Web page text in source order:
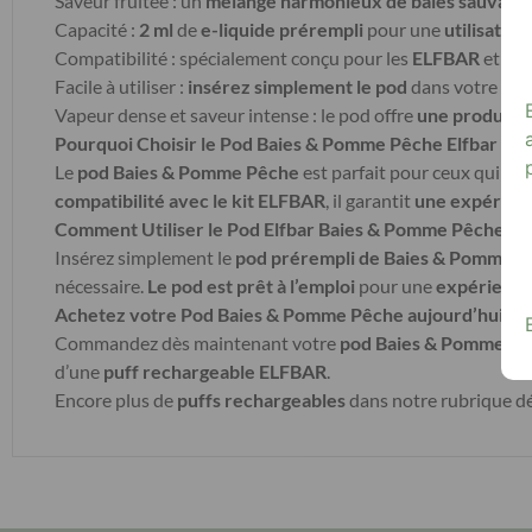
Capacité : 2 ml dee-liquide prérempli pour une utilisation
Compatibilité : spécialement conçu pour les ELFBAR et les
Facile à utiliser : insérez simplement le pod dans votre
Vapeur dense et saveur intense : le pod offre une
Pourquoi Choisir le Pod Baies & Pomme Pêche Elfbar ?
Le pod Baies & Pomme Pêche est parfait pour ceux qui
compatibilité avec le kit ELFBAR, il garantit une
Comment Utiliser le Pod Elfbar Baies & Pomme Pêche ?
Insérez simplement le pod prérempli de Baies & Pomme
nécessaire. Le pod est prêt à l’emploi pour une
Achetez votre Pod Baies & Pomme Pêche aujourd’hui
Commandez dès maintenant votre pod Baies & Pomme
d’une puff rechargeable ELFBAR.
Encore plus de puffs rechargeablesdans notre rubrique